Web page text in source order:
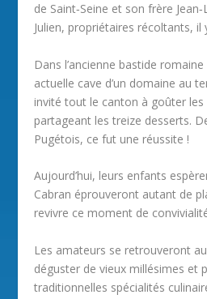
de Saint‐Seine et son frère
Julien, propriétaires récoltants, il
Dans l’ancienne bastide
actuelle cave d’un domaine au
invité tout le canton à goûter les
partageant les treize desserts.
Pugétois, ce fut une réussite !
Aujourd’hui, leurs enfants
Cabran éprouveront autant de
revivre ce moment de
Les amateurs se retrouveront
déguster de vieux millésimes et
traditionnelles spécialités